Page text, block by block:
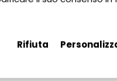
Rifiuta
studente ben oltre le